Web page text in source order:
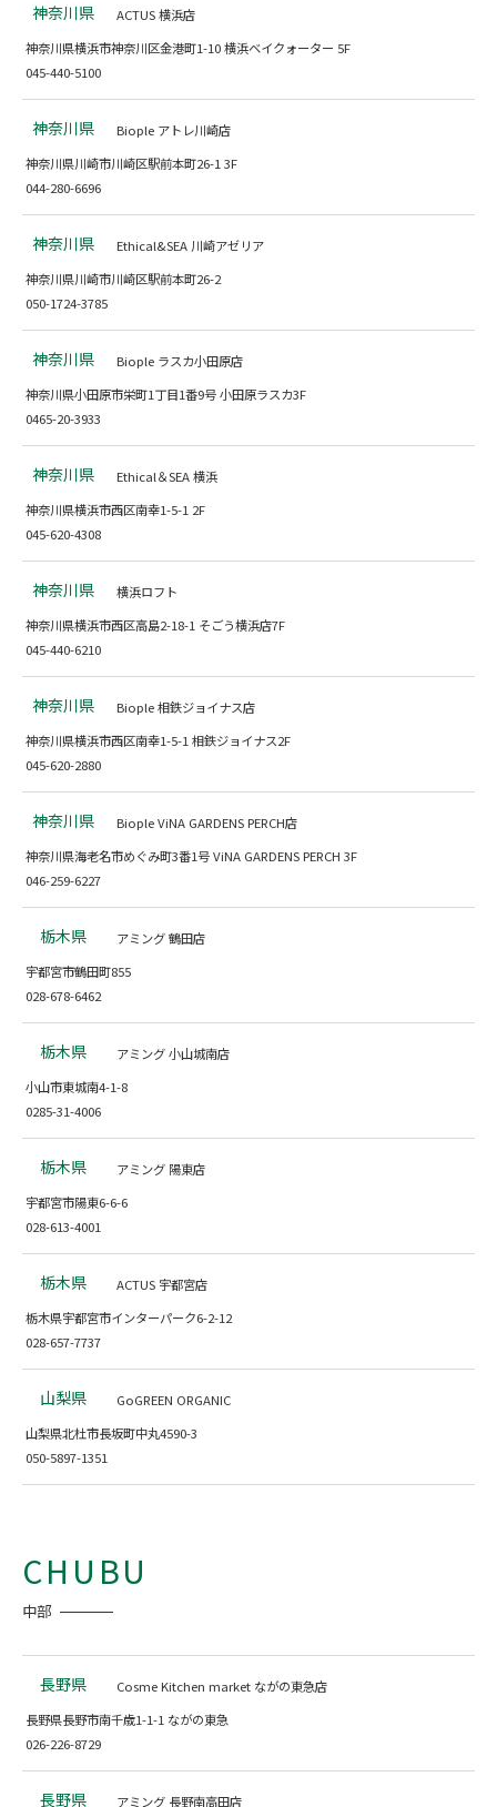
神奈川県
ACTUS 横浜店
神奈川県横浜市神奈川区金港町1-10 横浜ベイクォーター 5F
045-440-5100
神奈川県
Biople アトレ川崎店
神奈川県川崎市川崎区駅前本町26-1 3F
044-280-6696
神奈川県
Ethical&SEA 川崎アゼリア
神奈川県川崎市川崎区駅前本町26-2
050-1724-3785
神奈川県
Biople ラスカ小田原店
神奈川県小田原市栄町1丁目1番9号 小田原ラスカ3F
0465-20-3933
神奈川県
Ethical＆SEA 横浜
神奈川県横浜市西区南幸1-5-1 2F
045-620-4308
神奈川県
横浜ロフト
神奈川県横浜市西区高島2-18-1 そごう横浜店7F
045-440-6210
神奈川県
Biople 相鉄ジョイナス店
神奈川県横浜市西区南幸1-5-1 相鉄ジョイナス2F
045-620-2880
神奈川県
Biople ViNA GARDENS PERCH店
神奈川県海老名市めぐみ町3番1号 ViNA GARDENS PERCH 3F
046-259-6227
栃木県
アミング 鶴田店
宇都宮市鶴田町855
028-678-6462
栃木県
アミング 小山城南店
小山市東城南4-1-8
0285-31-4006
栃木県
アミング 陽東店
宇都宮市陽東6-6-6
028-613-4001
栃木県
ACTUS 宇都宮店
栃木県宇都宮市インターパーク6-2-12
028-657-7737
山梨県
GoGREEN ORGANIC
山梨県北杜市長坂町中丸4590-3
050-5897-1351
CHUBU
中部
長野県
Cosme Kitchen market ながの東急店
長野県長野市南千歳1-1-1 ながの東急
026-226-8729
長野県 アミング 長野南高田店